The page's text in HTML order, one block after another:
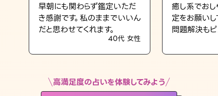
LINE占いを開く
※LINEアプリ内のサービスページへ遷移します
早朝にも関わらず鑑定いただ
き感謝です。私のままでいいん
だと思わせてくれます。
40代 女性
癒し系でおし
定をお願い
問題解決もピ
高満足度の占いを体験してみよう